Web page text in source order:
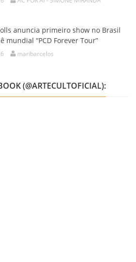
anuncia primeiro show no Brasil
mundial “PCD Forever Tour”
maribarcelos
(@ARTECULTOFICIAL):